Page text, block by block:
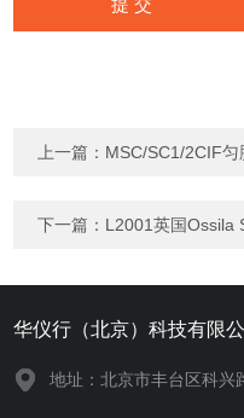
上一篇： MSC/SC1/2CIF匀
下一篇： L2001英国Ossila
华仪行（北京）科技有限
地址：北京市丰台区科兴